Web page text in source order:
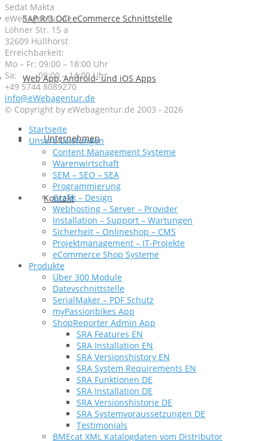
SAP R/3 OCI eCommerce Schnittstelle
Web App, Android- und iOS Apps
Unternehmen
Kontakt
Sedat Makta
eWebagentur.de
Löhner Str. 15 a
32609 Hüllhorst
Erreichbarkeit:
Mo – Fr: 09:00 – 18:00 Uhr
Sa: 09:00 – 14:00 Uhr
+49 5744 8089270
info@eWebagentur.de
© Copyright by eWebagentur.de 2003 - 2026
Startseite
Unsere Leistungen
Content Management Systeme
Warenwirtschaft
SEM – SEO – SEA
Programmierung
Grafik – Design
Webhosting – Server – Provider
Installation – Support – Wartungen
Sicherheit – Onlineshop – CMS
Projektmanagement – IT-Projekte
eCommerce Shop Systeme
Produkte
Über 300 Module
Datevschnittstelle
SerialMaker – PDF Schutz
myPassionbikes App
ShopReporter Admin App
SRA Features EN
SRA Installation EN
SRA Versionshistory EN
SRA System Requirements EN
SRA Funktionen DE
SRA Installation DE
SRA Versionshistorie DE
SRA Systemvoraussetzungen DE
Testimonials
BMEcat XML Katalogdaten vom Distributor